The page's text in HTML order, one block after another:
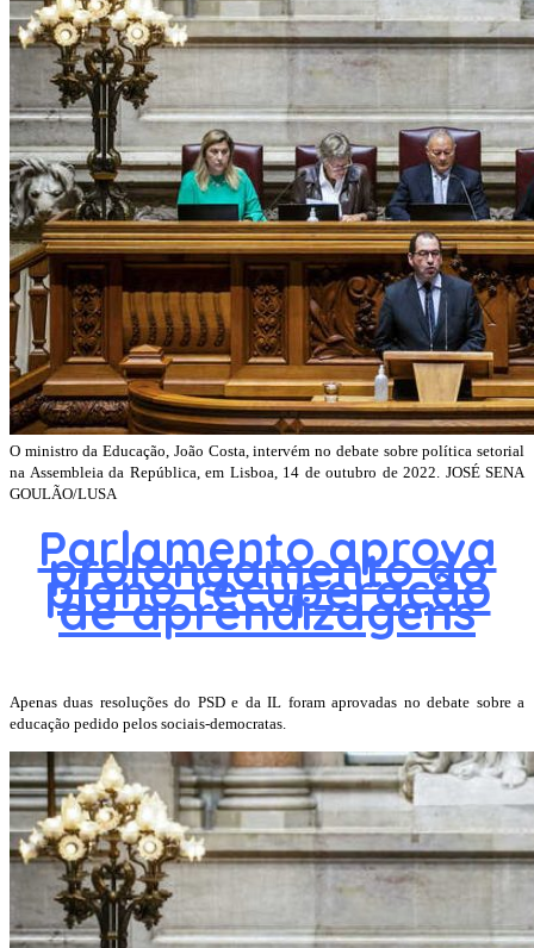
O ministro da Educação, João Costa, intervém no debate sobre política setorial
na Assembleia da República, em Lisboa, 14 de outubro de 2022. JOSÉ SENA
GOULÃO/LUSA
Parlamento aprova
prolongamento do
plano recuperação
de aprendizagens
Apenas duas resoluções do PSD e da IL foram aprovadas no debate sobre a
educação pedido pelos sociais-democratas.